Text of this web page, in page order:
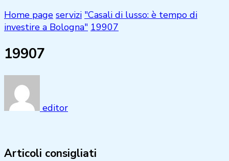
Home page servizi "Casali di lusso: è tempo di
investire a Bologna" 19907
19907
editor
Articoli consigliati